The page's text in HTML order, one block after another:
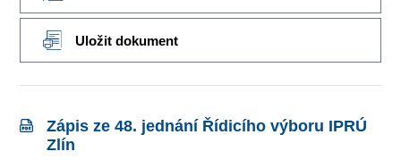
Uložit dokument
Zápis ze 48. jednání Řídicího výboru IPRÚ
Zlín